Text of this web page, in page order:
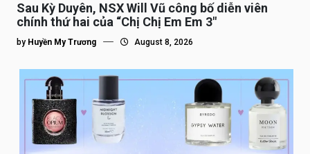
Sau Kỳ Duyên, NSX Will Vũ công bố diễn viên
chính thứ hai của “Chị Chị Em Em 3″
by Huyền My Trương August 8, 2026